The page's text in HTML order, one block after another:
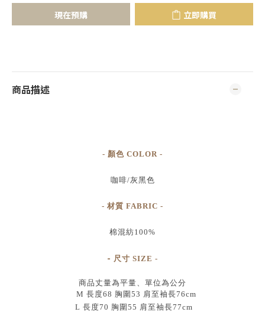
現在預購 立即購買
商品描述
- 顏色 COLOR -
咖啡/灰黑色
- 材質 FABRIC -
棉混紡100%
- 尺寸 SIZE -
商品丈量為平量、單位為公分
M 長度68 胸圍53 肩至袖長76cm
L 長度70 胸圍55 肩至袖長77cm